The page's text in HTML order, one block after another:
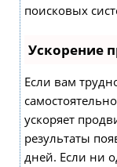
поисковых
Ускорение
Если вам
ускоряет
результаты
дней. Если ни